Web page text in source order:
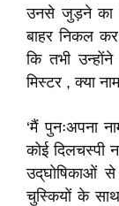
उनसे जुड़ने का
बाहर निकल
कि तभी
मिस्टर , क्या
‘मैं पुनःअपना
कोई दिलचस्पी
उद्‌घोषिकाओं
चुस्कियों के